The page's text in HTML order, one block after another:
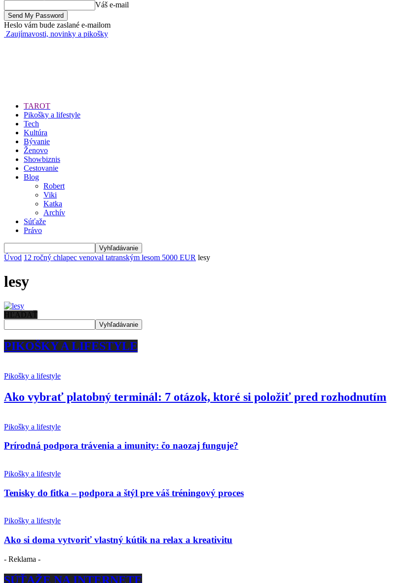
Váš e-mail
Heslo vám bude zaslané e-mailom
Zaujímavosti, novinky a pikošky
TAROT
Pikošky a lifestyle
Tech
Kultúra
Bývanie
Ženovo
Showbiznis
Cestovanie
Blog
Robert
Viki
Katka
Archív
Súťaže
Právo
Úvod 12 ročný chlapec venoval tatranským lesom 5000 EUR lesy
lesy
HĽADAŤ
PIKOŠKY A LIFESTYLE
Pikošky a lifestyle
Ako vybrať platobný terminál: 7 otázok, ktoré si položiť pred rozhodnutím
Pikošky a lifestyle
Prírodná podpora trávenia a imunity: čo naozaj funguje?
Pikošky a lifestyle
Tenisky do fitka – podpora a štýl pre váš tréningový proces
Pikošky a lifestyle
Ako si doma vytvoriť vlastný kútik na relax a kreativitu
- Reklama -
SÚŤAŽE NA INTERNETE